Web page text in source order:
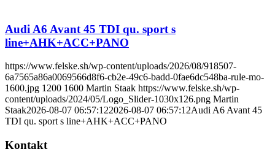
Audi A6 Avant 45 TDI qu. sport s
line+AHK+ACC+PANO
https://www.felske.sh/wp-content/uploads/2026/08/918507-
6a7565a86a0069566d8f6-cb2e-49c6-badd-0fae6dc548ba-rule-mo-
1600.jpg 1200 1600 Martin Staak https://www.felske.sh/wp-
content/uploads/2024/05/Logo_Slider-1030x126.png Martin
Staak2026-08-07 06:57:122026-08-07 06:57:12Audi A6 Avant 45
TDI qu. sport s line+AHK+ACC+PANO
Kontakt